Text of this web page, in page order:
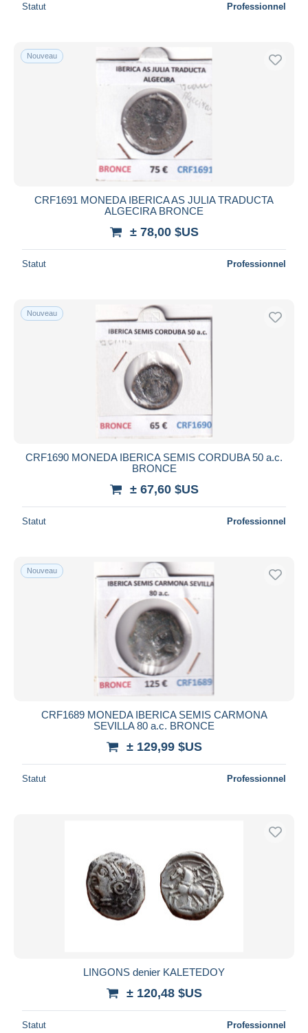
Statut Professionnel
Nouveau
CRF1691 MONEDA IBERICA AS JULIA TRADUCTA
ALGECIRA BRONCE
± 78,00 $US
Statut Professionnel
Nouveau
CRF1690 MONEDA IBERICA SEMIS CORDUBA 50 a.c.
BRONCE
± 67,60 $US
Statut Professionnel
Nouveau
CRF1689 MONEDA IBERICA SEMIS CARMONA
SEVILLA 80 a.c. BRONCE
± 129,99 $US
Statut Professionnel
LINGONS denier KALETEDOY
± 120,48 $US
Statut Professionnel